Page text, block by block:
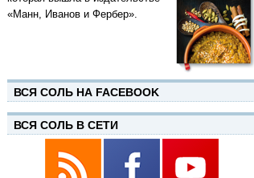
«Манн, Иванов и Фербер».
ВСЯ СОЛЬ НА FACEBOOK
ВСЯ СОЛЬ В СЕТИ